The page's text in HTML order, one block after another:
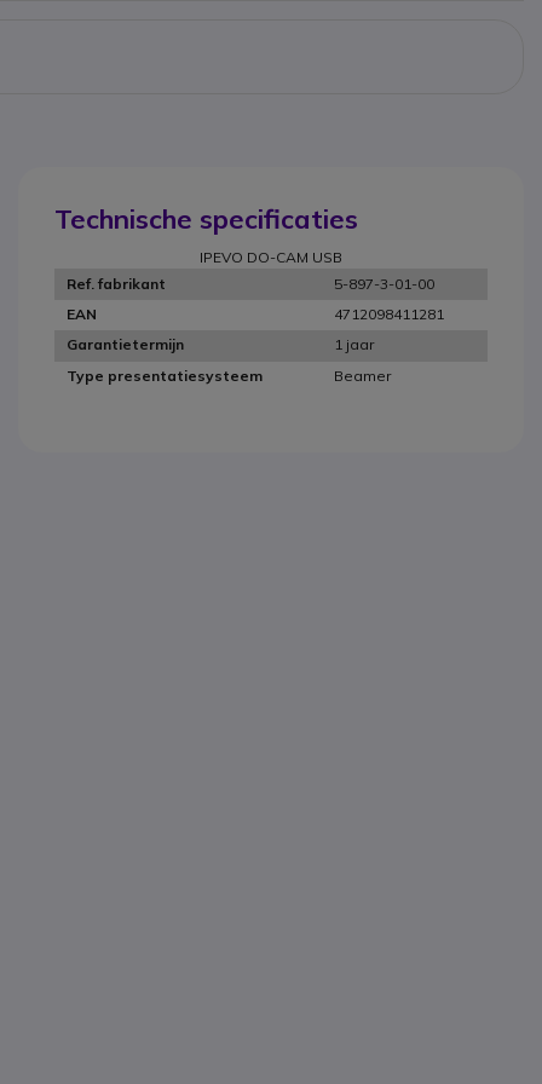
Technische specificaties
IPEVO DO-CAM USB
Ref. fabrikant
5-897-3-01-00
EAN
4712098411281
Garantietermijn
1 jaar
Type presentatiesysteem
Beamer